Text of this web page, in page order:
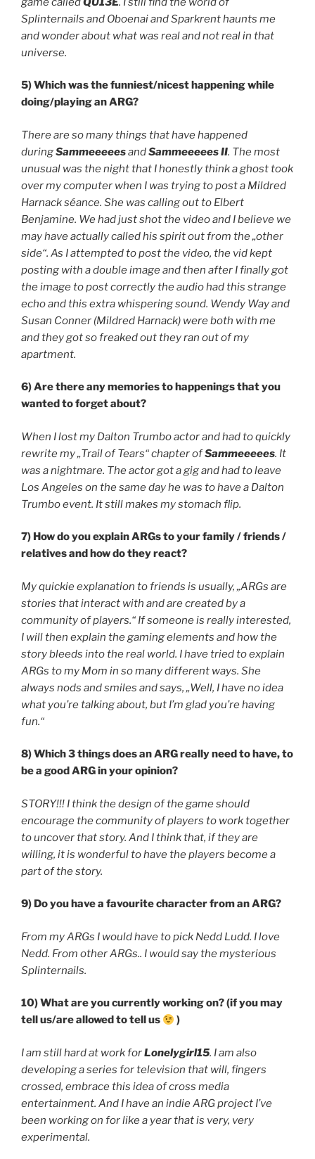
Splinternails and Oboenai and Sparkrent haunts me
and wonder about what was real and not real in that
universe.
5) Which was the funniest/nicest happening while
doing/playing an ARG?
There are so many things that have happened
duringSammeeeeesandSammeeeees II. The most
unusual was the night that I honestly think a ghost took
over my computer when I was trying to post a Mildred
Harnack séance. She was calling out to Elbert
Benjamine. We had just shot the video and I believe we
may have actually called his spirit out from the „other
side“. As I attempted to post the video, the vid kept
posting with a double image and then after I finally got
the image to post correctly the audio had this strange
echo and this extra whispering sound. Wendy Way and
Susan Conner (Mildred Harnack) were both with me
and they got so freaked out they ran out of my
apartment.
6) Are there any memories to happenings that you
wanted to forget about?
When I lost my Dalton Trumbo actor and had to quickly
rewrite my „Trail of Tears“ chapter ofSammeeeees. It
was a nightmare. The actor got a gig and had to leave
Los Angeles on the same day he was to have a Dalton
Trumbo event. It still makes my stomach flip.
7) How do you explain ARGs to your family / friends /
relatives and how do they react?
My quickie explanation to friends is usually, „ARGs are
stories that interact with and are created by a
community of players.“ If someone is really interested,
I will then explain the gaming elements and how the
story bleeds into the real world. I have tried to explain
ARGs to my Mom in so many different ways. She
always nods and smiles and says, „Well, I have no idea
what you’re talking about, but I’m glad you’re having
fun.“
8) Which 3 things does an ARG really need to have, to
be a good ARG in your opinion?
STORY!!! I think the design of the game should
encourage the community of players to work together
to uncover that story. And I think that, if they are
willing, it is wonderful to have the players become a
part of the story.
9) Do you have a favourite character from an ARG?
From my ARGs I would have to pick Nedd Ludd. I love
Nedd. From other ARGs.. I would say the mysterious
Splinternails.
10) What are you currently working on? (if you may
tell us/are allowed to tell us
)
I am still hard at work forLonelygirl15. I am also
developing a series for television that will, fingers
crossed, embrace this idea of cross media
entertainment. And I have an indie ARG project I’ve
been working on for like a year that is very, very
experimental.